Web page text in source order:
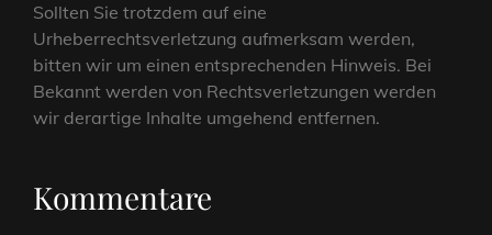
Sollten Sie trotzdem auf eine
Urheberrechtsverletzung aufmerksam werden,
bitten wir um einen entsprechenden Hinweis. Bei
Bekannt werden von Rechtsverletzungen werden
wir derartige Inhalte umgehend entfernen.
Kommentare